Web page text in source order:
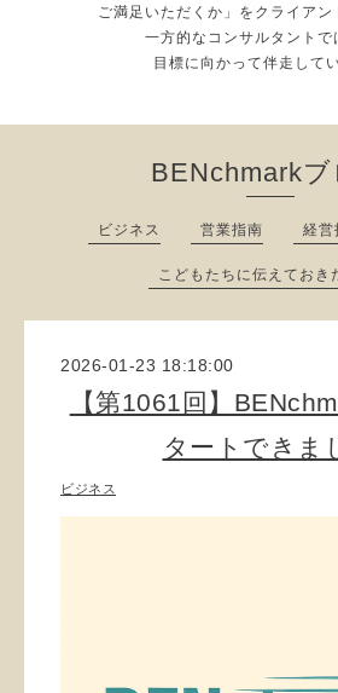
ご満足いただくか」をクライアン
一方的なコンサルタントで
目標に向かって伴走してい
BENchmark
ビジネス 営業指南 経営
こどもたちに伝えておき
2026-01-23 18:18:00
【第1061回】
タートできま
ビジネス